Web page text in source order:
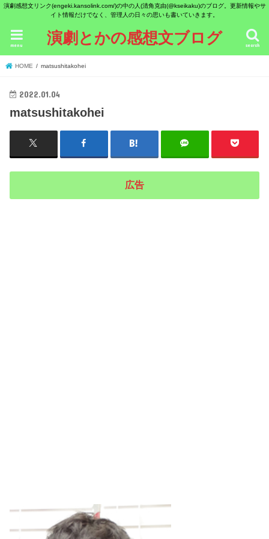
演劇感想文リンク(engeki.kansolink.com/)の中の人(清角克由(@kseikaku)のブログ。更新情報やサ
イト情報だけでなく、管理人の日々の思いも書いていきます。
演劇とかの感想文ブログ search
menu
HOME matsushitakohei
2022.01.04
matsushitakohei
広告